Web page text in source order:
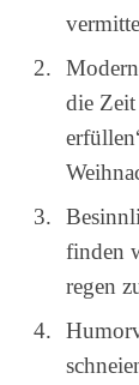
die
finden
regen